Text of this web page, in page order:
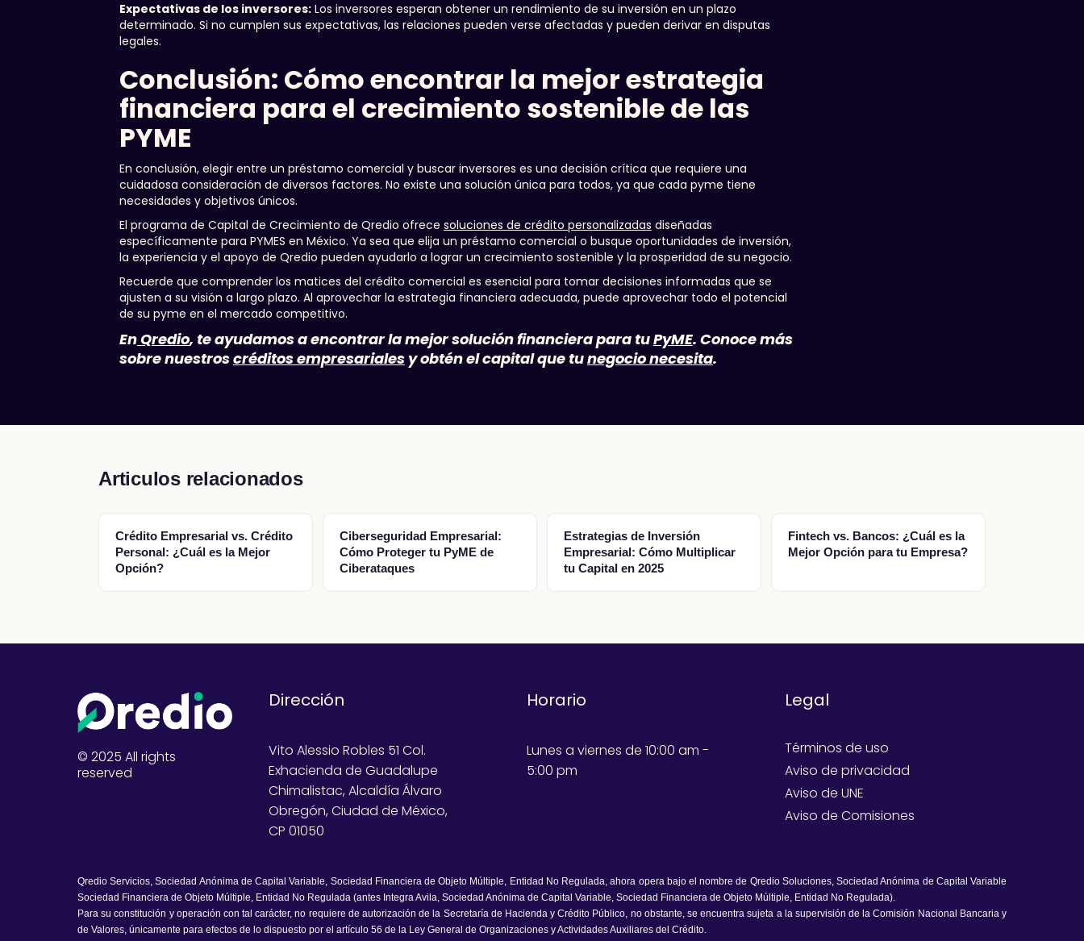
Expectativas de los inversores:Los inversores esperan obtener un rendimiento de su inversión en un plazo
determinado. Si no cumplen sus expectativas, las relaciones pueden verse afectadas y pueden derivar en disputas
legales.
Conclusión: Cómo encontrar la mejor estrategia
financiera para el crecimiento sostenible de las
PYME
En conclusión, elegir entre un préstamo comercial y buscar inversores es una decisión crítica que requiere una
cuidadosa consideración de diversos factores. No existe una solución única para todos, ya que cada pyme tiene
necesidades y objetivos únicos.
El programa de Capital de Crecimiento de Qredio ofrece soluciones de crédito personalizadas diseñadas
específicamente para PYMES en México. Ya sea que elija un préstamo comercial o busque oportunidades de inversión,
la experiencia y el apoyo de Qredio pueden ayudarlo a lograr un crecimiento sostenible y la prosperidad de su negocio.
Recuerde que comprender los matices del crédito comercial es esencial para tomar decisiones informadas que se
ajusten a su visión a largo plazo. Al aprovechar la estrategia financiera adecuada, puede aprovechar todo el potencial
de su pyme en el mercado competitivo.
EnQredio, te ayudamos a encontrar la mejor solución financiera para tuPyME. Conoce más
sobre nuestroscréditos empresarialesy obtén el capital que tunegocio necesita.
Articulos relacionados
Crédito Empresarial vs. Crédito
Personal: ¿Cuál es la Mejor
Opción?
Ciberseguridad Empresarial:
Cómo Proteger tu PyME de
Ciberataques
Estrategias de Inversión
Empresarial: Cómo Multiplicar
tu Capital en 2025
Fintech vs. Bancos: ¿Cuál es la
Mejor Opción para tu Empresa?
© 2025 All rights
reserved
Dirección
Vito Alessio Robles 51 Col.
Exhacienda de Guadalupe
Chimalistac, Alcaldía Álvaro
Obregón, Ciudad de México,
CP 01050
Horario
Lunes a viernes de 10:00 am -
5:00 pm
Legal
Términos de uso
Aviso de privacidad
Aviso de UNE
Aviso de Comisiones
Qredio Servicios, Sociedad Anónima de Capital Variable, Sociedad Financiera de Objeto Múltiple, Entidad No Regulada, ahora opera bajo el nombre de Qredio Soluciones, Sociedad Anónima de Capital Variable
Sociedad Financiera de Objeto Múltiple, Entidad No Regulada (antes Integra Avila, Sociedad Anónima de Capital Variable, Sociedad Financiera de Objeto Múltiple, Entidad No Regulada).
Para su constitución y operación con tal carácter, no requiere de autorización de la Secretaría de Hacienda y Crédito Público, no obstante, se encuentra sujeta a la supervisión de la Comisión Nacional Bancaria y
de Valores, únicamente para efectos de lo dispuesto por el artículo 56 de la Ley General de Organizaciones y Actividades Auxiliares del Crédito.